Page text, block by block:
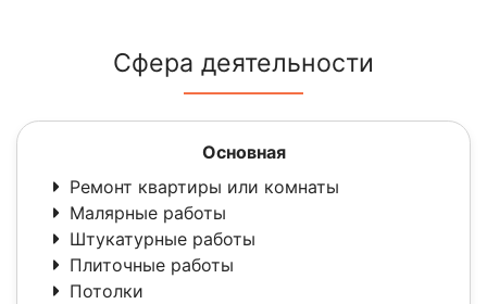
Сфера деятельности
Основная
Ремонт квартиры или комнаты
Малярные работы
Штукатурные работы
Плиточные работы
Потолки